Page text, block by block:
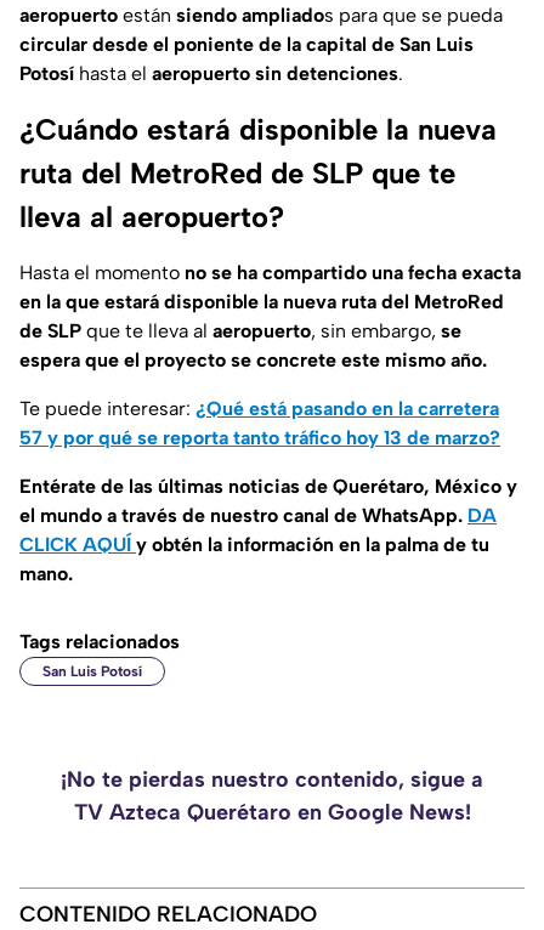
aeropuerto están siendo ampliados para que se pueda
circular desde el poniente de la capital de San Luis
Potosí hasta el aeropuerto sin detenciones.
¿Cuándo estará disponible la nueva
ruta del MetroRed de SLP que te
lleva al aeropuerto?
Hasta el momento no se ha compartido una fecha exacta
en la que estará disponible la nueva ruta del MetroRed
de SLP que te lleva al aeropuerto, sin embargo, se
espera que el proyecto se concrete este mismo año.
Te puede interesar: ¿Qué está pasando en la carretera
57 y por qué se reporta tanto tráfico hoy 13 de marzo?
Entérate de las últimas noticias de Querétaro, México y
el mundo a través de nuestro canal de WhatsApp. DA
CLICK AQUÍ y obtén la información en la palma de tu
mano.
Tags relacionados
San Luis Potosí
¡No te pierdas nuestro contenido, sigue a
TV Azteca Querétaro en Google News!
CONTENIDO RELACIONADO